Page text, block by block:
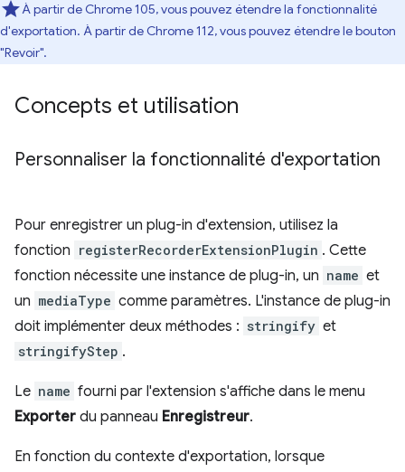
À partir de Chrome 105, vous pouvez étendre la fonctionnalité
d'exportation. À partir de Chrome 112, vous pouvez étendre le bouton
"Revoir".
Concepts et utilisation
Personnaliser la fonctionnalité d'exportation
Pour enregistrer un plug-in d'extension, utilisez la
fonction registerRecorderExtensionPlugin . Cette
fonction nécessite une instance de plug-in, un name et
un mediaType comme paramètres. L'instance de plug-in
doit implémenter deux méthodes : stringify et
stringifyStep .
Le name fourni par l'extension s'affiche dans le menu
Exporter du panneau Enregistreur.
En fonction du contexte d'exportation, lorsque